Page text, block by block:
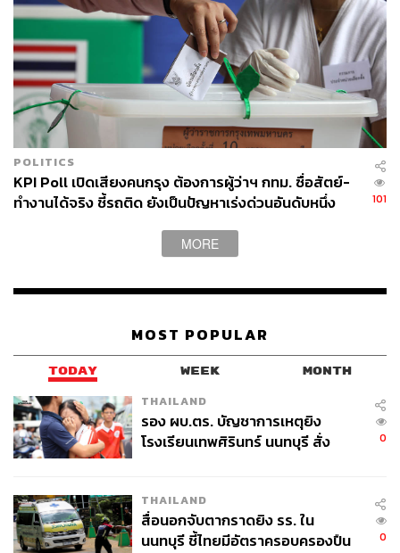
POLITICS
KPI Poll เปิดเสียงคนกรุง ต้องการผู้ว่าฯ กทม. ซื่อสัตย์-
ทำงานได้จริง ชี้รถติด ยังเป็นปัญหาเร่งด่วนอันดับหนึ่ง
101
MORE
MOST POPULAR
TODAY WEEK MONTH
THAILAND
รอง ผบ.ตร. บัญชาการเหตุยิง
โรงเรียนเทพศิรินทร์ นนทบุรี สั่ง
0
THAILAND
สื่อนอกจับตากราดยิง รร. ใน
นนทบุรี ชี้ไทยมีอัตราครอบครองปืน
0